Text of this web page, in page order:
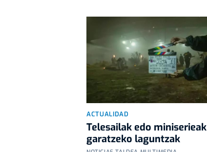
ACTUALIDAD
Telesailak edo miniserieak
garatzeko laguntzak